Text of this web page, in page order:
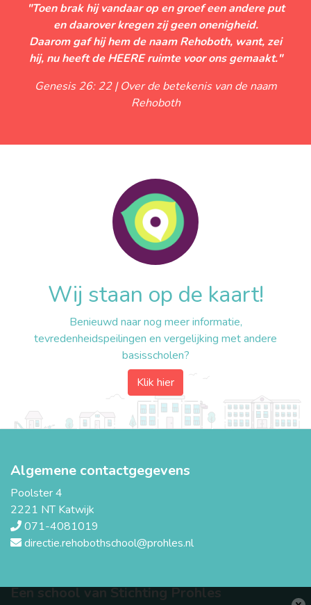
"Toen brak hij vandaar op en groef een andere put
en daarover kregen zij geen onenigheid.
Daarom gaf hij hem de naam Rehoboth, want, zei
hij, nu heeft de HEERE ruimte voor ons gemaakt."
Genesis 26: 22 | Over de betekenis van de naam
Rehoboth
Wij staan op de kaart!
Benieuwd naar nog meer informatie,
tevredenheidspeilingen en vergelijking met andere
basisscholen?
Klik hier
Algemene contactgegevens
Poolster 4
2221 NT Katwijk
071-4081019
directie.rehobothschool@prohles.nl
Een school van Stichting Prohles